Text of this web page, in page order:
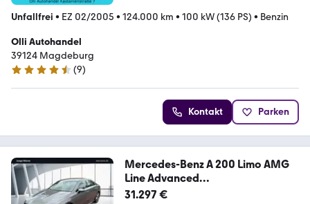
Unfallfrei • EZ 02/2005 • 124.000 km • 100 kW (136 PS) • Benzin
Olli Autohandel
39124 Magdeburg
4.4 Sterne
(9)
Kontakt Parken
Mercedes-Benz A 200 Limo AMG
Line Advanced
RüKamWinterpaket
31.297 €